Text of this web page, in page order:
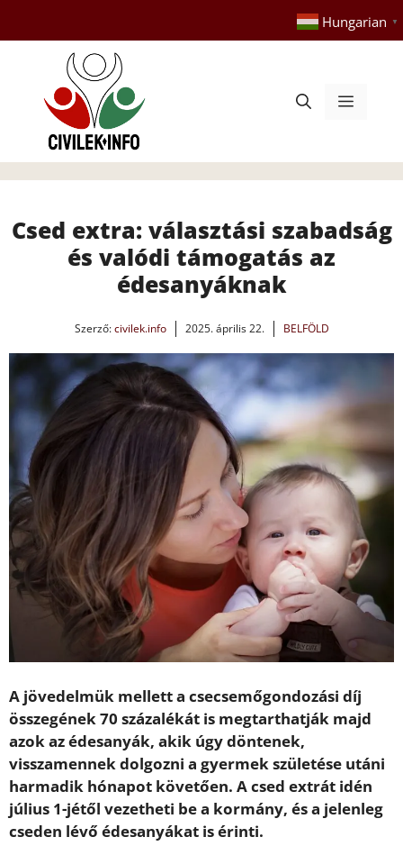
tartalomba
Hungarian ▼
Menü
Csed extra: választási szabadság
és valódi támogatás az
édesanyáknak
Szerző:civilek.info 2025. április 22. BELFÖLD
A jövedelmük mellett a csecsemőgondozási díj
összegének 70 százalékát is megtarthatják majd
azok az édesanyák, akik úgy döntenek,
visszamennek dolgozni a gyermek születése utáni
harmadik hónapot követően. A csed extrát idén
július 1-jétől vezetheti be a kormány, és a jelenleg
cseden lévő édesanyákat is érinti.